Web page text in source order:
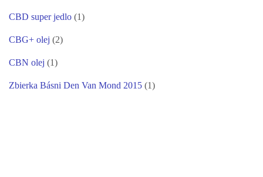
CBD super jedlo (1)
CBG+ olej (2)
CBN olej (1)
Zbierka Básni Den Van Mond 2015 (1)